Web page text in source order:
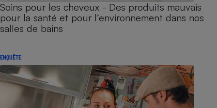
Soins pour les cheveux - Des produits mauvais
pour la santé et pour l’environnement dans nos
salles de bains
ENQUÊTE